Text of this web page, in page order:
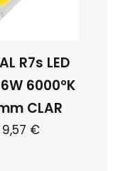
R7s LED
6000ºK
CLAR
9,57 €